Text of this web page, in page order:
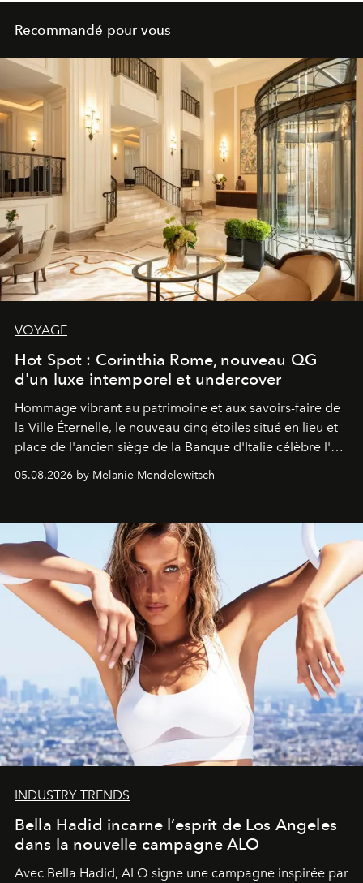
Recommandé pour vous
VOYAGE
Hot Spot : Corinthia Rome, nouveau QG
d'un luxe intemporel et undercover
Hommage vibrant au patrimoine et aux savoirs-faire de
la Ville Éternelle, le nouveau cinq étoiles situé en lieu et
place de l'ancien siège de la Banque d'Italie célèbre l'art
05.08.2026 by Melanie Mendelewitsch
INDUSTRY TRENDS
Bella Hadid incarne l’esprit de Los Angeles
dans la nouvelle campagne ALO
Avec Bella Hadid, ALO signe une campagne inspirée par